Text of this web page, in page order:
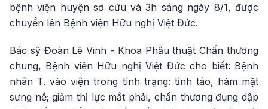
bệnh viện huyện sơ cứu và 3h sáng ngày 8/1, được
chuyển lên Bệnh viện Hữu nghị Việt Đức.
Bác sỹ Đoàn Lê Vinh - Khoa Phẫu thuật Chấn thương
chung, Bệnh viện Hữu nghị Việt Đức cho biết: Bệnh
nhân T. vào viện trong tình trạng: tỉnh táo, hàm mặt
sưng nề; giảm thị lực mắt phải, chấn thương đụng dập